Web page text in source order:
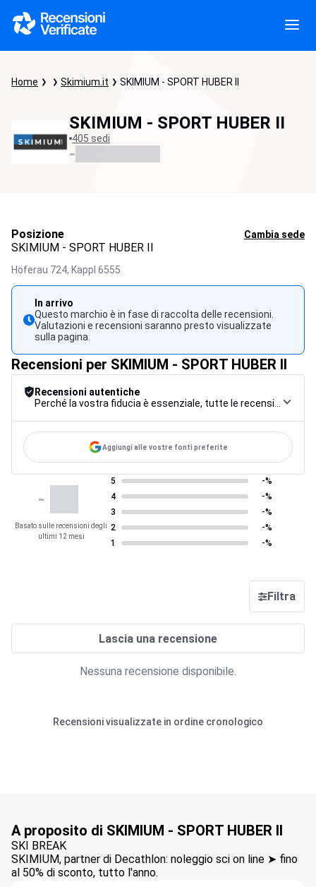
Home Skimium.it SKIMIUM - SPORT HUBER II
SKIMIUM - SPORT HUBER II
405 sedi
-
Posizione Cambia sede
SKIMIUM - SPORT HUBER II
Höferau 724, Kappl 6555
In arrivo
Questo marchio è in fase di raccolta delle recensioni.
Valutazioni e recensioni saranno presto visualizzate
sulla pagina.
Recensioni per SKIMIUM - SPORT HUBER II
Recensioni autentiche
Aggiungi alle vostre fonti preferite
-
Basato sulle recensioni degli
ultimi 12 mesi
5
-%
4
-%
3
-%
2
-%
1
-%
Filtra
Lascia una recensione
Nessuna recensione disponibile.
Recensioni visualizzate in ordine cronologico
A proposito di SKIMIUM - SPORT HUBER II
SKI BREAK
SKIMIUM, partner di Decathlon: noleggio sci on line ➤ fino
al 50% di sconto, tutto l'anno.